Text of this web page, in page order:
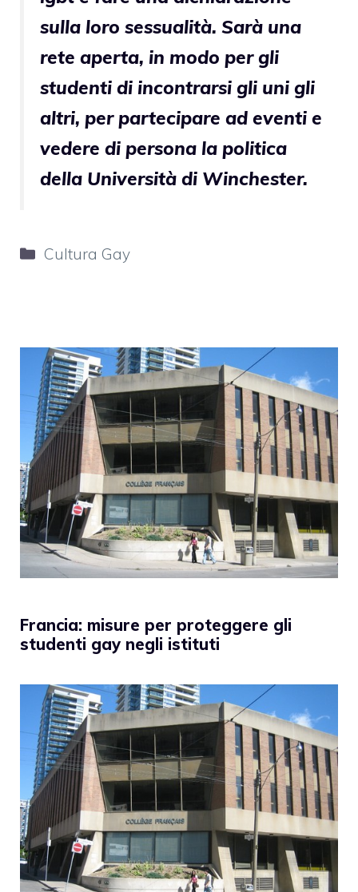
sulla loro sessualità. Sarà una
rete aperta, in modo per gli
studenti di incontrarsi gli uni gli
altri, per partecipare ad eventi e
vedere di persona la politica
della Università di Winchester.
Categorie
Cultura Gay
Francia: misure per proteggere gli
studenti gay negli istituti